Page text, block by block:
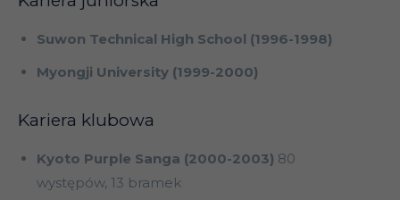
Suwon Technical High School (1996-1998)
Myongji University (1999-2000)
Kariera klubowa
Kyoto Purple Sanga (2000-2003) 80
występów, 13 bramek